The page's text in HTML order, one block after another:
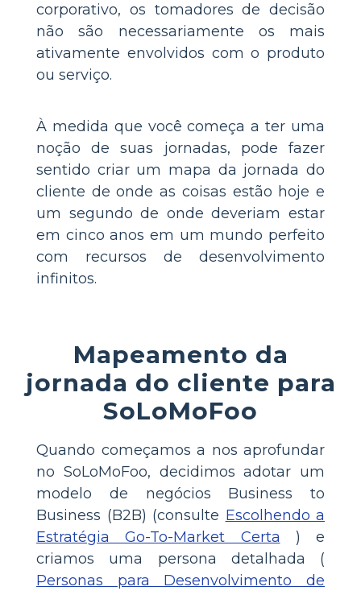
corporativo, os tomadores de decisão
não são necessariamente os mais
ativamente envolvidos com o produto
ou serviço.
À medida que você começa a ter uma
noção de suas jornadas, pode fazer
sentido criar um mapa da jornada do
cliente de onde as coisas estão hoje e
um segundo de onde deveriam estar
em cinco anos em um mundo perfeito
com recursos de desenvolvimento
infinitos.
Mapeamento da
jornada do cliente para
SoLoMoFoo
Quando começamos a nos aprofundar
no SoLoMoFoo, decidimos adotar um
modelo de negócios Business to
Business (B2B) (consulte Escolhendo a
Estratégia Go-To-Market Certa ) e
criamos uma persona detalhada (
Personas para Desenvolvimento de